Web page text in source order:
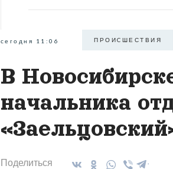
сегодня 11:06 ПРОИCШЕСТВИЯ
В
начальника
Поделиться